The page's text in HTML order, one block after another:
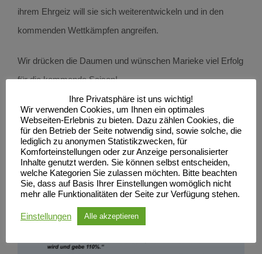
ihrem Ehrgeiz will sie sich weiterentwickeln und in den
kommenden Wettkämpfen angreifen.
Wir drücken die Daumen und wünschen Marieke viel Erfolg
für die kommende Saison!
Ihre Privatsphäre ist uns wichtig!
Wir verwenden Cookies, um Ihnen ein optimales
Webseiten-Erlebnis zu bieten. Dazu zählen Cookies, die
für den Betrieb der Seite notwendig sind, sowie solche, die
lediglich zu anonymen Statistikzwecken, für
Komforteinstellungen oder zur Anzeige personalisierter
Inhalte genutzt werden. Sie können selbst entscheiden,
welche Kategorien Sie zulassen möchten. Bitte beachten
Sie, dass auf Basis Ihrer Einstellungen womöglich nicht
mehr alle Funktionalitäten der Seite zur Verfügung stehen.
Einstellungen Alle akzeptieren